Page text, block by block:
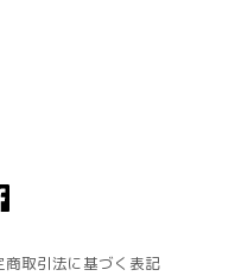
商取引法に基づく表記